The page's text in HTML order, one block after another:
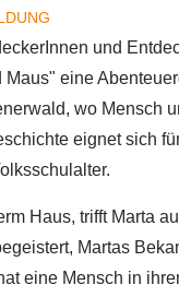
und
Maus" eine
wo Mensch
eignet sich
Haus, trifft Marta
Martas
eine Mensch in